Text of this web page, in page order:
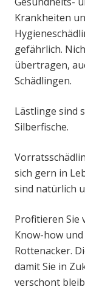
Krankheiten
gefährlich.
übertragen,
Schädlingen.
Lästlinge sind
Silberfische.
sich gern in
sind natürlich
Profitieren Sie
Know-how
Rottenacker.
damit Sie in
verschont